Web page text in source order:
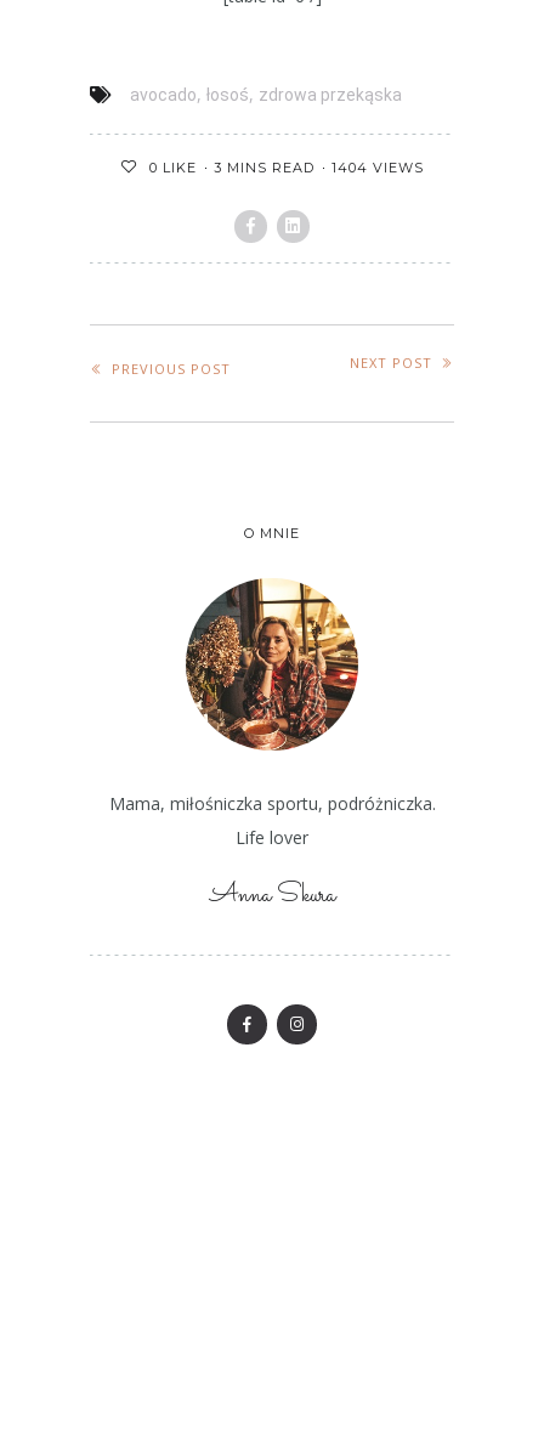
avocado, łosoś, zdrowa przekąska
0 LIKE 3 MINS READ 1404 VIEWS
PREVIOUS POST NEXT POST
O MNIE
Mama, miłośniczka sportu, podróżniczka.
Life lover
Anna Skura